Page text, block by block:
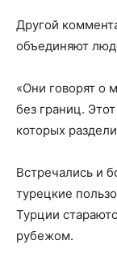
Другой
объединяют
«Они говорят о
без границ.
которых
Встречались и
турецкие
Турции
рубежом.